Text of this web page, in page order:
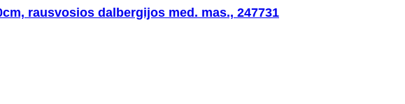
rausvosios dalbergijos med. mas., 247731